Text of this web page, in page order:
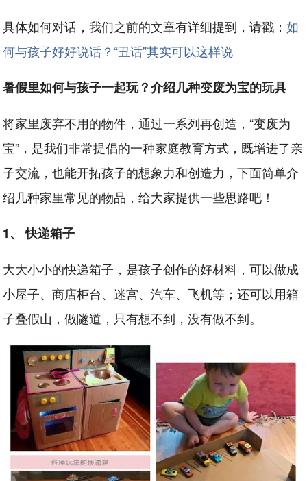
具体如何对话，我们之前的文章有详细提到，请戳：如
何与孩子好好说话？“丑话”其实可以这样说
暑假里如何与孩子一起玩？介绍几种变废为宝的玩具
将家里废弃不用的物件，通过一系列再创造，“变废为
宝”，是我们非常提倡的一种家庭教育方式，既增进了亲
子交流，也能开拓孩子的想象力和创造力，下面简单介
绍几种家里常见的物品，给大家提供一些思路吧！
1、 快递箱子
大大小小的快递箱子，是孩子创作的好材料，可以做成
小屋子、商店柜台、迷宫、汽车、飞机等；还可以用箱
子叠假山，做隧道，只有想不到，没有做不到。